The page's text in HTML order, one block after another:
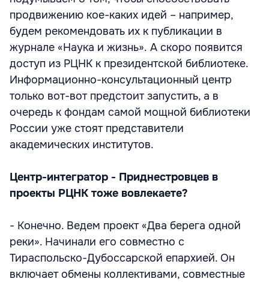
продвижению кое-каких идей – например,
будем рекомендовать их к публикации в
журнале «Наука и жизнь». А скоро появится
доступ из РЦНК к президентской библиотеке.
Информационно-консультационный центр
только вот-вот предстоит запустить, а в
очередь к фондам самой мощной библиотеки
России уже стоят представители
академических институтов.
Центр-интегратор - Приднестровцев в
проекты РЦНК тоже вовлекаете?
- Конечно. Ведем проект «Два берега одной
реки». Начинали его совместно с
Тираспольско-Дубоссарской епархией. Он
включает обмены коллективами, совместные